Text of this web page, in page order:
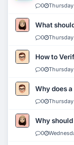
0 Thursday
What
0 Thursday
How to
0 Thursday
Why does
0
Why
0